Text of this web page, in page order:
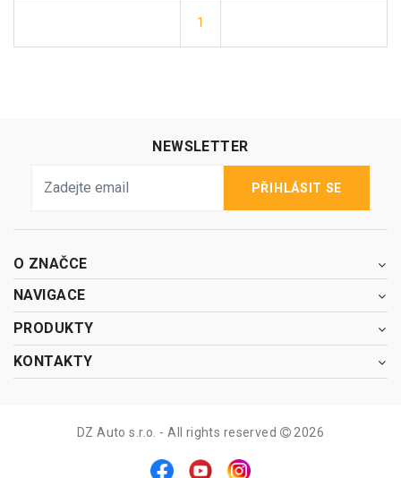
1
NEWSLETTER
PŘIHLÁSIT SE
O ZNAČCE
NAVIGACE
PRODUKTY
KONTAKTY
DZ Auto s.r.o. - All rights reserved 2026